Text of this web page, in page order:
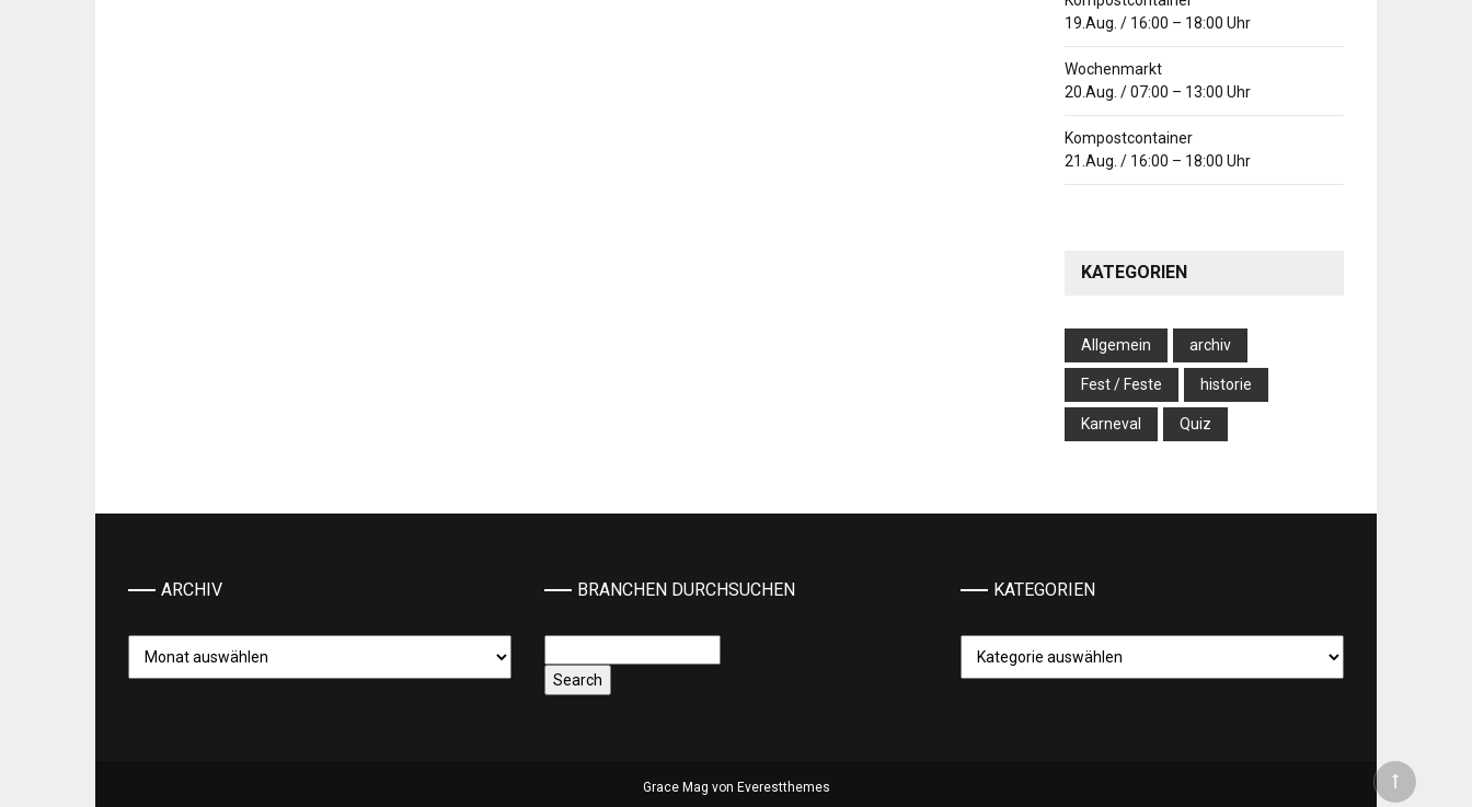
19.Aug. / 16:00 – 18:00 Uhr
Wochenmarkt
20.Aug. /07:00 – 13:00 Uhr
Kompostcontainer
21.Aug. / 16:00 – 18:00 Uhr
KATEGORIEN
Allgemein archiv
Fest / Feste historie
Karneval Quiz
ARCHIV BRANCHEN DURCHSUCHEN KATEGORIEN
Grace Mag von Everestthemes